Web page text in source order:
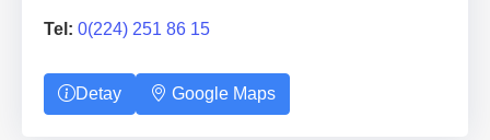
Tel: 0(224) 251 86 15
Detay Google Maps